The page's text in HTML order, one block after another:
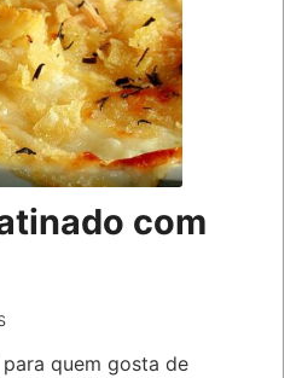
com
quem gosta de